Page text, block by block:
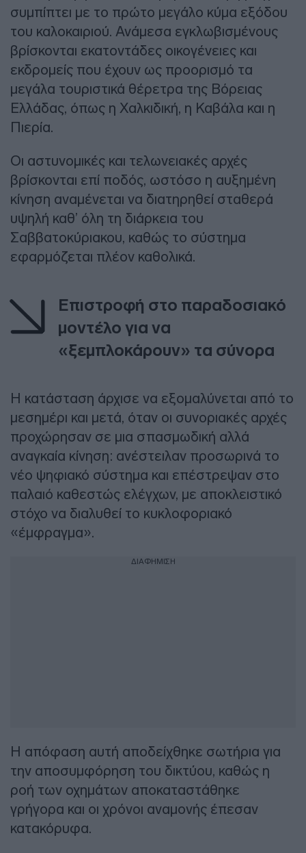
συμπίπτει με το πρώτο μεγάλο κύμα εξόδου
του καλοκαιριού. Ανάμεσα εγκλωβισμένους
βρίσκονται εκατοντάδες οικογένειες και
εκδρομείς που έχουν ως προορισμό τα
μεγάλα τουριστικά θέρετρα της Βόρειας
Ελλάδας, όπως η Χαλκιδική, η Καβάλα και η
Πιερία.
Οι αστυνομικές και τελωνειακές αρχές
βρίσκονται επί ποδός, ωστόσο η αυξημένη
κίνηση αναμένεται να διατηρηθεί σταθερά
υψηλή καθ’ όλη τη διάρκεια του
Σαββατοκύριακου, καθώς το σύστημα
εφαρμόζεται πλέον καθολικά.
Επιστροφή στο παραδοσιακό
μοντέλο για να
«ξεμπλοκάρουν» τα σύνορα
Η κατάσταση άρχισε να εξομαλύνεται από το
μεσημέρι και μετά, όταν οι συνοριακές αρχές
προχώρησαν σε μια σπασμωδική αλλά
αναγκαία κίνηση: ανέστειλαν προσωρινά το
νέο ψηφιακό σύστημα και επέστρεψαν στο
παλαιό καθεστώς ελέγχων, με αποκλειστικό
στόχο να διαλυθεί το κυκλοφοριακό
«έμφραγμα».
ΔΙΑΦΗΜΙΣΗ
Η απόφαση αυτή αποδείχθηκε σωτήρια για
την αποσυμφόρηση του δικτύου, καθώς η
ροή των οχημάτων αποκαταστάθηκε
γρήγορα και οι χρόνοι αναμονής έπεσαν
κατακόρυφα.